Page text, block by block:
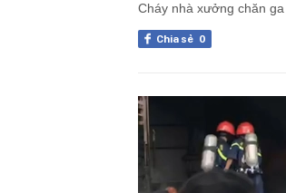
Cháy nhà xưởng chăn
Chia sẻ 0